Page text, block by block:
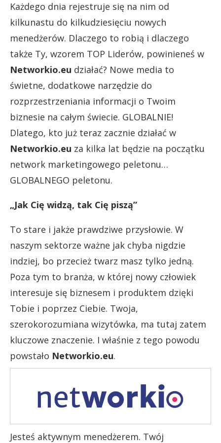
Każdego dnia rejestruje się na nim od
kilkunastu do kilkudziesięciu nowych
menedżerów. Dlaczego to robią i dlaczego
także Ty, wzorem TOP Liderów, powinieneś w
Networkio.eu działać? Nowe media to
świetne, dodatkowe narzędzie do
rozprzestrzeniania informacji o Twoim
biznesie na całym świecie. GLOBALNIE!
Dlatego, kto już teraz zacznie działać w
Networkio.eu za kilka lat będzie na początku
network marketingowego peletonu…
GLOBALNEGO peletonu.
„Jak Cię widzą, tak Cię piszą”
To stare i jakże prawdziwe przysłowie. W
naszym sektorze ważne jak chyba nigdzie
indziej, bo przecież twarz masz tylko jedną.
Poza tym to branża, w której nowy człowiek
interesuje się biznesem i produktem dzięki
Tobie i poprzez Ciebie. Twoja,
szerokorozumiana wizytówka, ma tutaj zatem
kluczowe znaczenie. I właśnie z tego powodu
powstało Networkio.eu.
Jesteś aktywnym menedżerem. Twój